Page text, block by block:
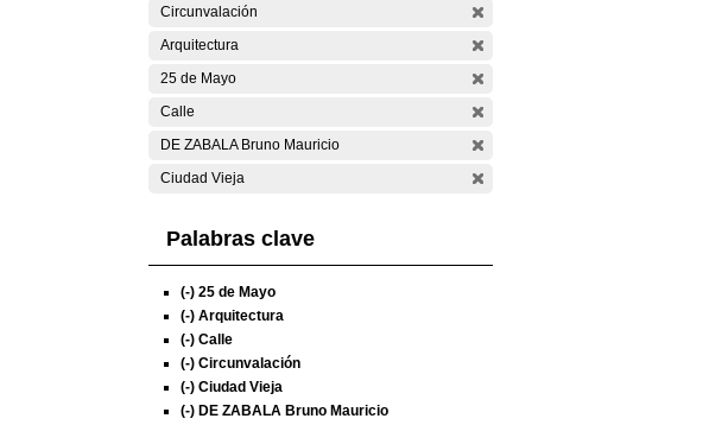
Circunvalación
Arquitectura
25 de Mayo
Calle
DE ZABALA Bruno Mauricio
Ciudad Vieja
Palabras clave
(-) 25 de Mayo
(-) Arquitectura
(-) Calle
(-) Circunvalación
(-) Ciudad Vieja
(-) DE ZABALA Bruno Mauricio